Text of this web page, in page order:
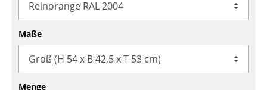
Konferenzstühle
Bürosessel
Einzelteile
Maße
Menge